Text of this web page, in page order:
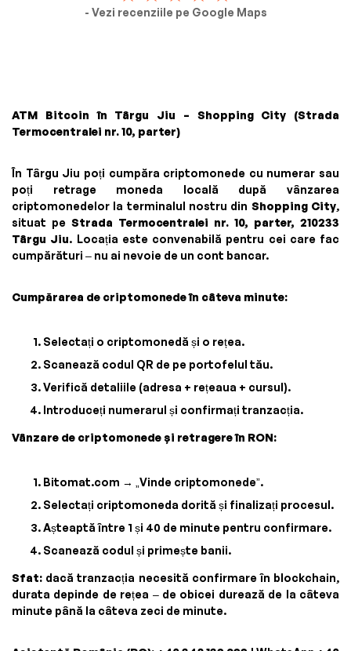
- Vezi recenziile pe Google Maps
ATM Bitcoin în Târgu Jiu – Shopping City (Strada
Termocentralei nr. 10, parter)
În Târgu Jiu poți cumpăra criptomonede cu numerar sau
poți retrage moneda locală după vânzarea
criptomonedelor la terminalul nostru din Shopping City,
situat pe Strada Termocentralei nr. 10, parter, 210233
Târgu Jiu. Locația este convenabilă pentru cei care fac
cumpărături – nu ai nevoie de un cont bancar.
Cumpărarea de criptomonede în câteva minute:
Selectați o criptomonedă și o rețea.
Scanează codul QR de pe portofelul tău.
Verifică detaliile (adresa + rețeaua + cursul).
Introduceți numerarul și confirmați tranzacția.
Vânzare de criptomonede și retragere în RON:
Bitomat.com → „Vinde criptomonede”.
Selectați criptomoneda dorită și finalizați procesul.
Așteaptă între 1 și 40 de minute pentru confirmare.
Scanează codul și primește banii.
Sfat: dacă tranzacția necesită confirmare în blockchain,
durata depinde de rețea – de obicei durează de la câteva
minute până la câteva zeci de minute.